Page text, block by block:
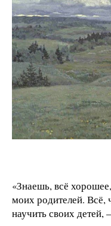
«Знаешь, всё
моих родителей. Всё,
научить своих детей,